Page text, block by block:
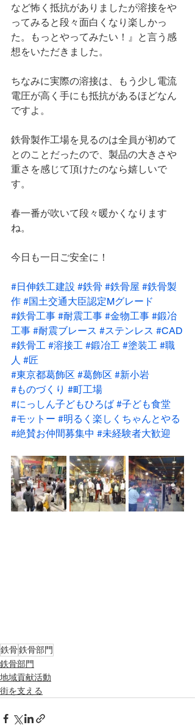
など怖く抵抗がありましたが溶接をや
ってみると段々面白くなり楽しかっ
た。もっとやってみたい！』と言う感
想をいただきました。
ちなみに実際の溶接は、もう少し電流
電圧が高く手にも抵抗があるほどなん
ですよ。
鉄骨製作工場を見るのは全員が初めて
とのことだったので、製品の大きさや
重さを感じて頂けたのなら嬉しいで
す。
春一番が吹いて段々暖かくなります
ね。
今日も一日ご安全に！
#日伸鉄工建設 #鉄骨 #鉄骨屋 #鉄骨製
作 #国土交通大臣認定Mグレード
#鉄骨工事 #耐震工事 #金物工事 #鍛冶
工事 #耐震ブレース #ステンレス #CAD
#鉄骨工 #溶接工 #鍛冶工 #塗装工 #職
人 #匠
#東京都葛飾区 #葛飾区 #新小岩
#ものづくり #町工場
#にっしん子どもひろば #子ども食堂
#モットー #明るく楽しくちゃんとやる
#絶賛お仲間募集中 #未経験者大歓迎
鉄骨鉄骨部門
鉄骨部門
地域貢献活動
街を支える